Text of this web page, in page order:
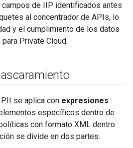
de IIP identificados antes
al concentrador de APIs, lo
y el cumplimiento de los datos
Private Cloud.
se aplica con expresiones
específicos dentro de
con formato XML dentro
se divide en dos partes.